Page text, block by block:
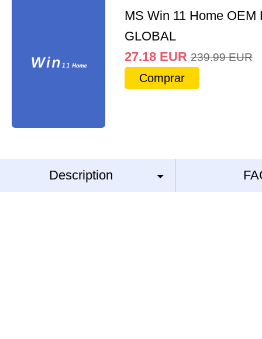
MS Win 11 Home OEM
GLOBAL
27.18 EUR 239.99 EUR
Comprar
Description